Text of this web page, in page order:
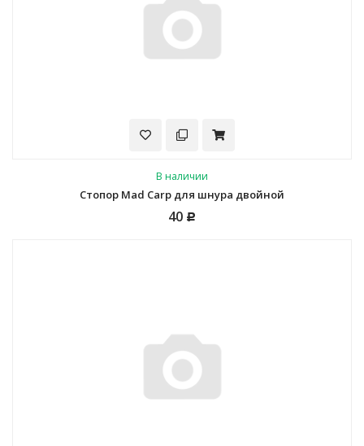
В наличии
Стопор Mad Carp для шнура двойной
40 Р